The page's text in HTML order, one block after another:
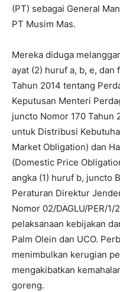
(PT) sebagai General
PT Musim Mas.
Mereka diduga
ayat (2) huruf a, b, e, dan
Tahun 2014 tentang
Keputusan Menteri
juncto Nomor 170 Tahun
untuk Distribusi
Market Obligation) dan
(Domestic Price
angka (1) huruf b, juncto
Peraturan Direktur
Nomor 02/DAGLU/PER/
pelaksanaan kebijakan
Palm Olein dan UCO.
menimbulkan kerugian
mengakibatkan
goreng.